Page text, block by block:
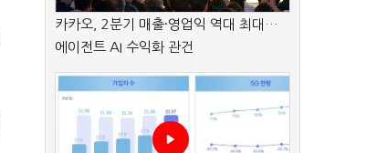
카카오, 2분기 매출·영업익 역대 최대…
에이전트 AI 수익화 관건